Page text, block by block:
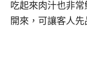
吃起來肉汁也非
開來，可讓客人